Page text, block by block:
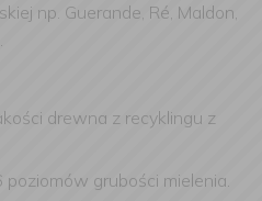
np. Guerande, Ré, Maldon,
drewna z recyklingu z
grubości mielenia.